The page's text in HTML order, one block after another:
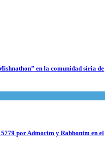
en la comunidad siria de
por Admorim y Rabbonim en el